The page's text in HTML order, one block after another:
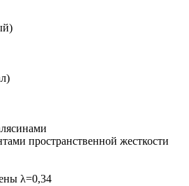
пространственной жесткости
λ=0,34